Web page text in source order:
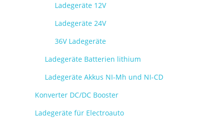
Ladegeräte 12V
Ladegeräte 24V
36V Ladegeräte
Ladegeräte Batterien lithium
Ladegeräte Akkus NI-Mh und NI-CD
Konverter DC/DC Booster
Ladegeräte für Electroauto